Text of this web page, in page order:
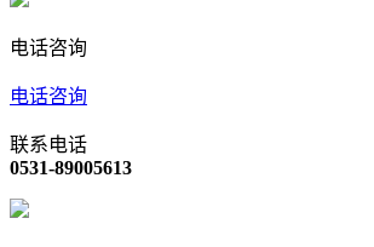
电话咨询
电话咨询
联系电话
0531-89005613